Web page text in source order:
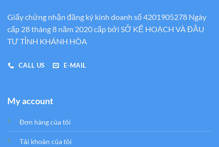
Giấy chứng nhận đăng ký kinh doanh số 4201905278 Ngày
cấp 28 tháng 8 năm 2020 cấp bới SỞ KẾ HOẠCH VÀ ĐẦU
TƯ TỈNH KHÁNH HÒA
CALL US E-MAIL
My account
Đơn hàng của tôi
Tải khoản của tôi